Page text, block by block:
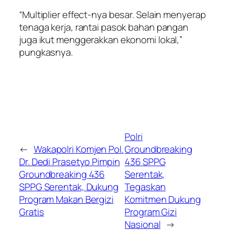
“Multiplier effect-nya besar. Selain menyerap
tenaga kerja, rantai pasok bahan pangan
juga ikut menggerakkan ekonomi lokal,”
pungkasnya.
← Wakapolri Komjen Pol.
Dr. Dedi Prasetyo Pimpin
Groundbreaking 436
SPPG Serentak, Dukung
Program Makan Bergizi
Gratis
Polri
Groundbreaking
436 SPPG
Serentak,
Tegaskan
Komitmen Dukung
Program Gizi
Nasional →